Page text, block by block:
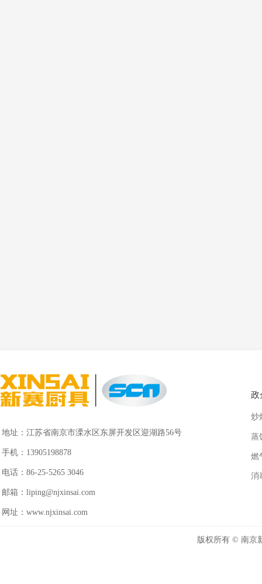
地址： 江苏省南京市溧水区东屏开发区迎湖路56号
手机： 13905198878
电话： 86-25-5265 3046
邮箱： liping@njxinsai.com
网址： www.njxinsai.com
政
炒
蒸
燃
消
版权所有 © 南京